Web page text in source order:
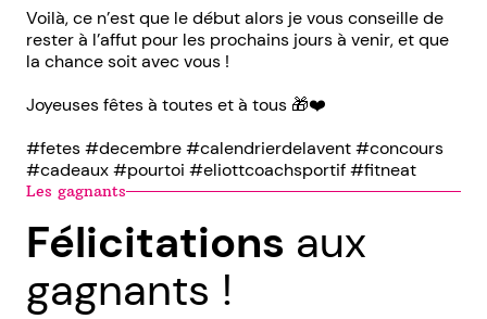
Voilà, ce n’est que le début alors je vous conseille de
rester à l’affut pour les prochains jours à venir, et que
la chance soit avec vous !
Joyeuses fêtes à toutes et à tous 🎁❤️
#fetes #decembre #calendrierdelavent #concours
#cadeaux #pourtoi #eliottcoachsportif #fitneat
Les gagnants
Félicitations aux
gagnants !